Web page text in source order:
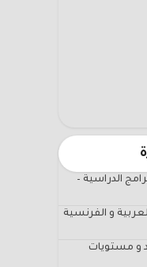
الدراسية –
و الفرنسية
و مستويات